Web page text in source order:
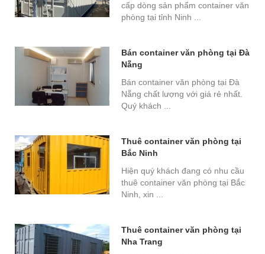
cấp dòng sản phẩm container văn
phòng tại tỉnh Ninh ...
Bán container văn phòng tại Đà
Nẵng
Bán container văn phòng tại Đà
Nẵng chất lượng với giá rẻ nhất.
Quý khách ...
Thuê container văn phòng tại
Bắc Ninh
Hiện quý khách đang có nhu cầu
thuê container văn phòng tại Bắc
Ninh, xin ...
Thuê container văn phòng tại
Nha Trang